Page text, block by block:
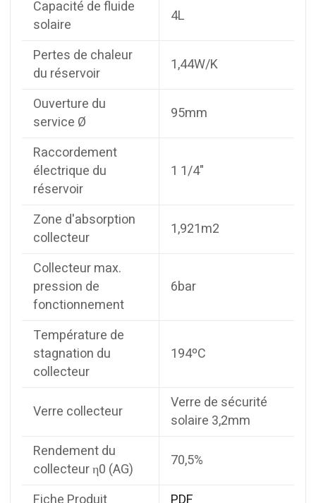
Capacité de fluide
solaire
4L
Pertes de chaleur
du réservoir
1,44W/K
Ouverture du
service Ø
95mm
Raccordement
électrique du
réservoir
1 1/4"
Zone d'absorption
collecteur
1,921m2
Collecteur max.
pression de
fonctionnement
6bar
Température de
stagnation du
collecteur
194ºC
Verre collecteur
Verre de sécurité
solaire 3,2mm
Rendement du
collecteur η0 (AG)
70,5%